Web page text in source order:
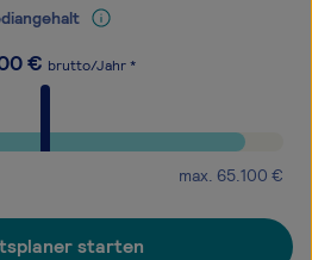
€ brutto/Jahr *
max. 65.100 €
starten